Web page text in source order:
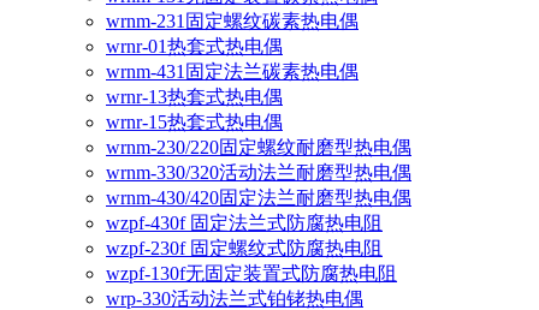
wrnm-231固定螺纹碳素热电偶
wrnr-01热套式热电偶
wrnm-431固定法兰碳素热电偶
wrnr-13热套式热电偶
wrnr-15热套式热电偶
wrnm-230/220固定螺纹耐磨型热电偶
wrnm-330/320活动法兰耐磨型热电偶
wrnm-430/420固定法兰耐磨型热电偶
wzpf-430f 固定法兰式防腐热电阻
wzpf-230f 固定螺纹式防腐热电阻
wzpf-130f无固定装置式防腐热电阻
wrp-330活动法兰式铂铑热电偶